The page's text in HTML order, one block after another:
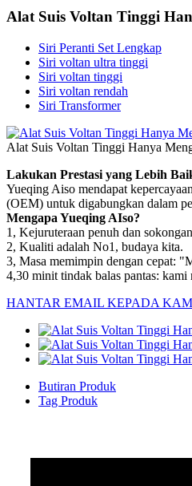
Alat Suis Voltan Tinggi
Siri Peranti Set Lengkap
Siri voltan ultra tinggi
Siri voltan tinggi
Siri voltan rendah
Siri Transformer
Alat Suis Voltan Tinggi Hanya
Lakukan Prestasi yang Lebih
Yueqing Aiso mendapat
(OEM) untuk digabungkan dalam
Mengapa Yueqing AIso?
1, Kejuruteraan penuh dan
2, Kualiti adalah No1, budaya kita.
3, Masa memimpin dengan cepat:
4,30 minit tindak balas pantas:
HANTAR EMAIL KEPADA
Butiran Produk
Tag Produk